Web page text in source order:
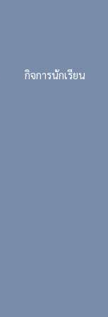
กิจการนักเรียน